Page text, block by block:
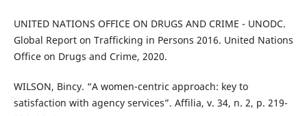
UNITED NATIONS OFFICE ON DRUGS AND CRIME - UNODC.
Global Report on Trafficking in Persons 2016. United Nations
Office on Drugs and Crime, 2020.
WILSON, Bincy. “A women-centric approach: key to
satisfaction with agency services”. Affilia, v. 34, n. 2, p. 219-